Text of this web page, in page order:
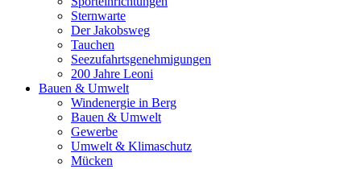
Sternwarte
Der Jakobsweg
Tauchen
Seezufahrtsgenehmigungen
200 Jahre Leoni
Bauen & Umwelt
Windenergie in Berg
Bauen & Umwelt
Gewerbe
Umwelt & Klimaschutz
Mücken